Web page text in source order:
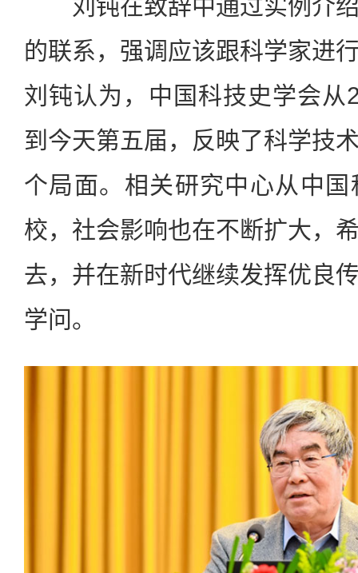
刘钝在致辞中通过实例介绍
的联系，强调应该跟科学家进
刘钝认为，中国科技史学会从
到今天第五届，反映了科学技
个局面。相关研究中心从中
校，社会影响也在不断扩大，
去，并在新时代继续发挥优良
学问。